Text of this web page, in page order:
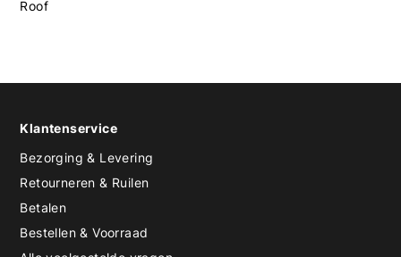
Roof
Klantenservice
Bezorging & Levering
Retourneren & Ruilen
Betalen
Bestellen & Voorraad